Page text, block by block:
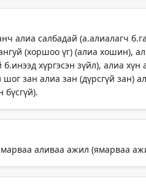
алиа салбадай (а.алиалагч
(хоршоо үг) (алиа хошин),
хүргэсэн зүйл), алиа
шог зан алиа зан (дүрсгүй зан)
бүсгүй).
аливаа ажил (ямарваа